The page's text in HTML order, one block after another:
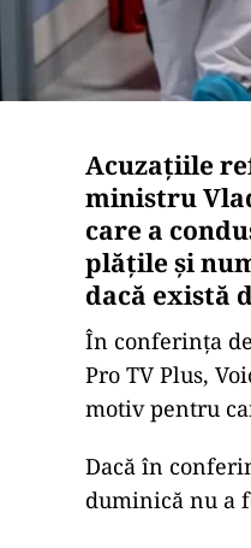
Acuzațiile
ministru
care a
plățile și
dacă există
În conferința
Pro TV Plus,
motiv pentru
Dacă în
duminică nu a